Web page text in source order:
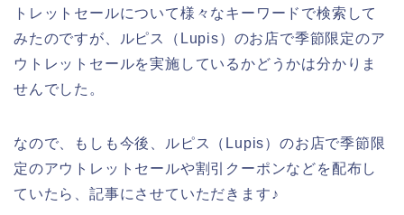
トレットセールについて様々なキーワードで検索して
みたのですが、ルピス（Lupis）のお店で季節限定のア
ウトレットセールを実施しているかどうかは分かりま
せんでした。
なので、もしも今後、ルピス（Lupis）のお店で季節限
定のアウトレットセールや割引クーポンなどを配布し
ていたら、記事にさせていただきます♪